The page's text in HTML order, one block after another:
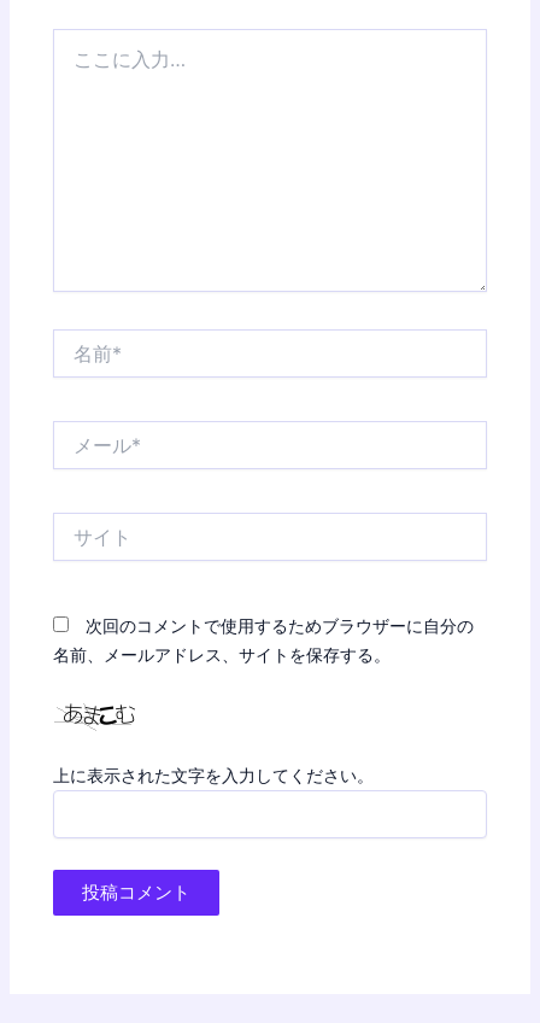
次回のコメントで使用するためブラウザーに自分の
名前、メールアドレス、サイトを保存する。
上に表示された文字を入力してください。